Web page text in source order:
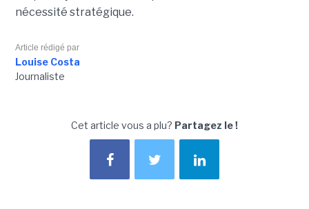
nécessité stratégique.
Article rédigé par
Louise Costa
Journaliste
Cet article vous a plu? Partagez le !